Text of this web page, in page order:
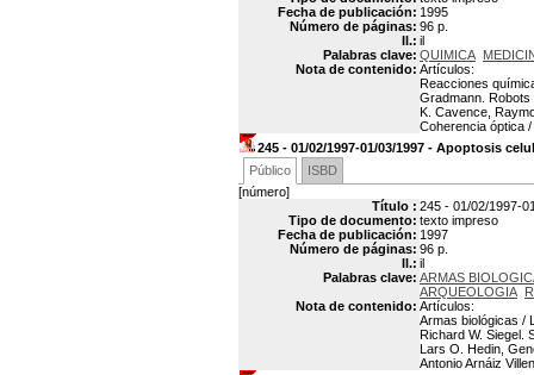
Fecha de publicación: 1995
Número de páginas: 96 p.
Il.: il
Palabras clave: QUIMICA
Nota de contenido: Artículos:
Reacciones
Gradmann. Robots
K. Cavence,
Coherencia óptica
245 - 01/02/1997-01/03/1997 - Apoptosis
Público
ISBD
[número]
Título : 245 - 01/02/1997-
Tipo de documento: texto impreso
Fecha de publicación: 1997
Número de páginas: 96 p.
Il.: il
Palabras clave: ARMAS
ARQUEOLOGIA
Nota de contenido: Artículos:
Armas biológicas /
Richard W. Siegel.
Lars O. Hedin,
Antonio Arnáiz